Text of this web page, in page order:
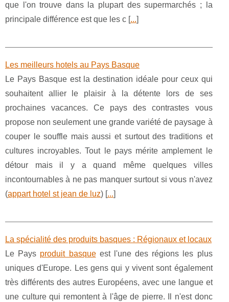
que l'on trouve dans la plupart des supermarchés ; la
principale différence est que les c [...]
Les meilleurs hotels au Pays Basque
Le Pays Basque est la destination idéale pour ceux qui
souhaitent allier le plaisir à la détente lors de ses
prochaines vacances. Ce pays des contrastes vous
propose non seulement une grande variété de paysage à
couper le souffle mais aussi et surtout des traditions et
cultures incroyables. Tout le pays mérite amplement le
détour mais il y a quand même quelques villes
incontournables à ne pas manquer surtout si vous n'avez
(appart hotel st jean de luz) [...]
La spécialité des produits basques : Régionaux et locaux
Le Pays produit basqueest l'une des régions les plus
uniques d'Europe. Les gens qui y vivent sont également
très différents des autres Européens, avec une langue et
une culture qui remontent à l'âge de pierre. Il n'est donc